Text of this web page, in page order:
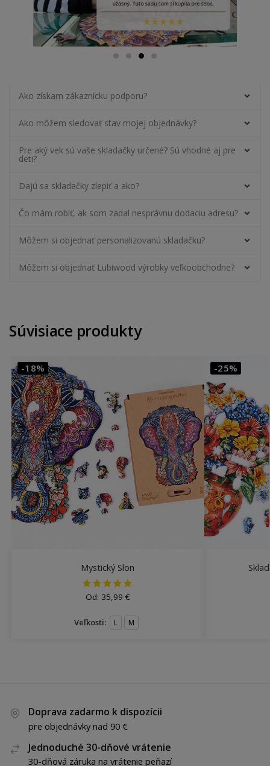
Ako získam zákaznícku podporu?
Ako môžem sledovať stav mojej objednávky?
Pre aký vek sú vaše skladačky určené? Sú vhodné aj pre
deti?
Dajú sa skladačky zlepiť a ako?
Čo mám robiť, ak som zadal nesprávnu dodaciu adresu?
Môžem si objednať personalizovanú skladačku?
Môžem si objednať Lubiwood výrobky veľkoobchodne?
Súvisiace produkty
-18%
Mystický Slon
Od: 35,99€
Veľkosti: L M
-25%
Doprava zadarmo k dispozícii
pre objednávky nad 90 €
Jednoduché 30-dňové vrátenie
30-dňová záruka na vrátenie peňazí